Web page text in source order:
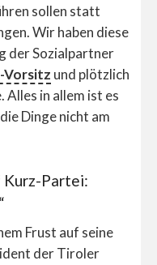
sollen statt
Wir haben diese
der Sozialpartner
Vorsitz und plötzlich
Alles in allem ist es
Dinge nicht am
Partei:
Frust auf seine
der Tiroler